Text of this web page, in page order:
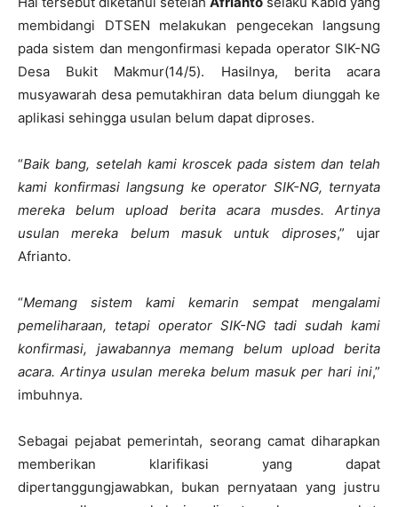
membidangi DTSEN melakukan pengecekan langsung
pada sistem dan mengonfirmasi kepada operator SIK-NG
Desa Bukit Makmur(14/5). Hasilnya, berita acara
musyawarah desa pemutakhiran data belum diunggah ke
aplikasi sehingga usulan belum dapat diproses.
“Baik bang, setelah kami kroscek pada sistem dan telah
kami konfirmasi langsung ke operator SIK-NG, ternyata
mereka belum upload berita acara musdes. Artinya
usulan mereka belum masuk untuk diproses,” ujar
Afrianto.
“Memang sistem kami kemarin sempat mengalami
pemeliharaan, tetapi operator SIK-NG tadi sudah kami
konfirmasi, jawabannya memang belum upload berita
acara. Artinya usulan mereka belum masuk per hari ini,”
imbuhnya.
Sebagai pejabat pemerintah, seorang camat diharapkan
memberikan klarifikasi yang dapat
dipertanggungjawabkan, bukan pernyataan yang justru